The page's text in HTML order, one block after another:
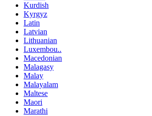
Kurdish
Kyrgyz
Latin
Latvian
Lithuanian
Luxembou..
Macedonian
Malagasy
Malay
Malayalam
Maltese
Maori
Marathi